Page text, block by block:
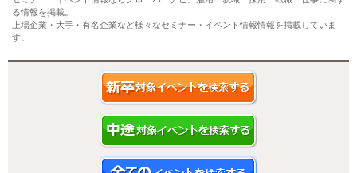
る情報を掲載。
上場企業・大手・有名企業など様々なセミナー・イベント情報情報を掲載していま
す。